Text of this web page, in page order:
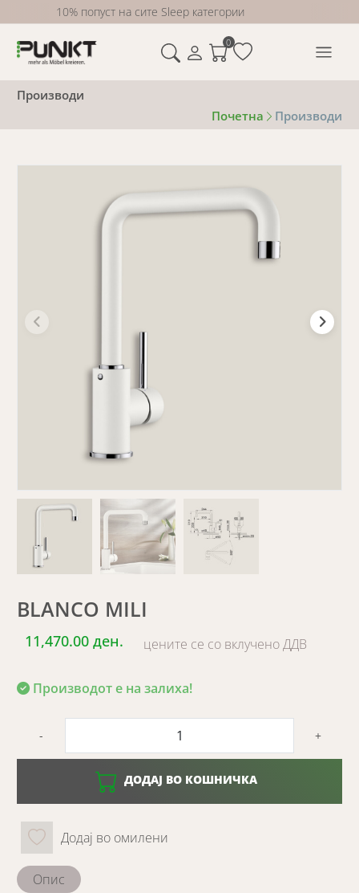
10% попуст на сите Sleep категории
0
Производи
Почетна
Производи
BLANCO MILI
11,470.00 ден. цените се со вклучено ДДВ
Производот е на залиха!
- +
ДОДАЈ ВО КОШНИЧКА
Додај во омилени
Опис